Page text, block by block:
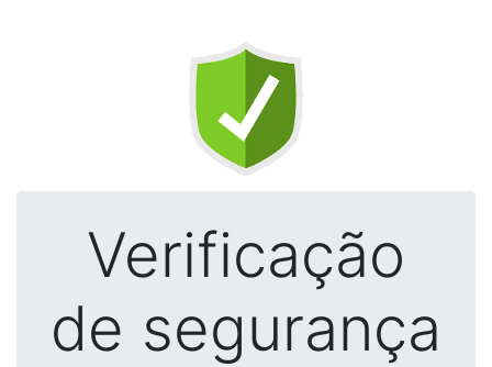
Verificação
de segurança